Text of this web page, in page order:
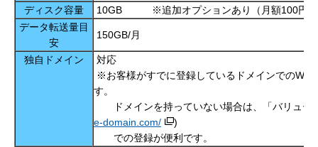
ディスク容量
10GB ※追加オプションあり（月額100円/
データ転送量目
安
150GB/月
独自ドメイン
対応
※お客様がすでに登録しているドメインでの
す。
ドメインを持っていない場合は、「バリュー
e-domain.com/
)
での登録が便利です。